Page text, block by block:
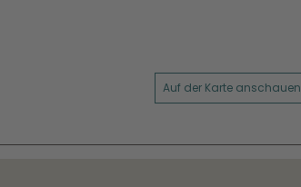
Auf der Karte anschauen